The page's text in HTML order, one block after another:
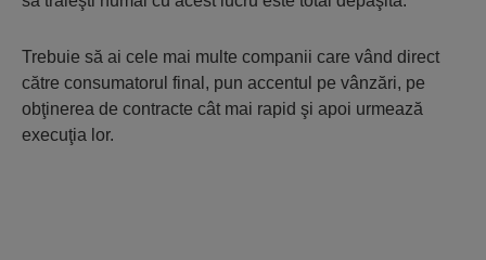
Trebuie să ai cele mai multe companii care vând direct
către consumatorul final, pun accentul pe vânzări, pe
obţinerea de contracte cât mai rapid şi apoi urmează
execuţia lor.